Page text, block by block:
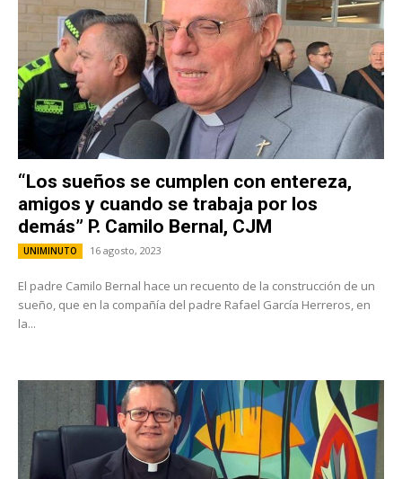
“Los sueños se cumplen con entereza,
amigos y cuando se trabaja por los
demás” P. Camilo Bernal, CJM
UNIMINUTO 16 agosto, 2023
El padre Camilo Bernal hace un recuento de la construcción de un
sueño, que en la compañía del padre Rafael García Herreros, en
la...